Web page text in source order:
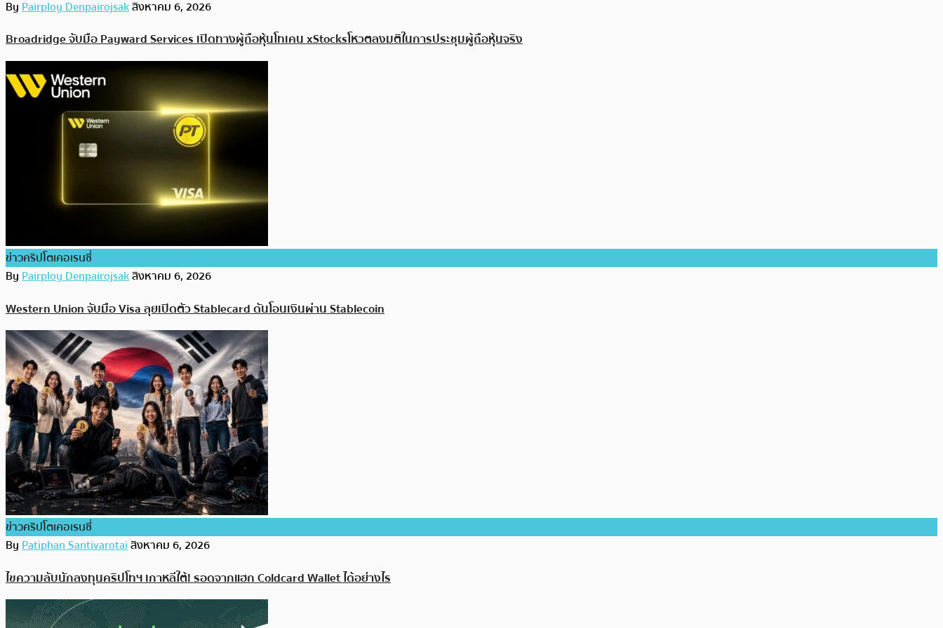
ByPairploy Denpairojsakสิงหาคม 6, 2026
Broadridge จับมือ Payward Services เปิดทางผู้ถือหุ้นโทเคน xStocksโหวตลงมติในการประชุมผู้ถือหุ้นจริง
ข่าวคริปโตเคอเรนซี่
ByPairploy Denpairojsakสิงหาคม 6, 2026
Western Union จับมือ Visa ลุยเปิดตัว Stablecard ดันโอนเงินผ่าน Stablecoin
ข่าวคริปโตเคอเรนซี่
ByPatiphan Santivarotaiสิงหาคม 6, 2026
ไขความลับนักลงทุนคริปโทฯ เกาหลีใต้! รอดจากแฮก Coldcard Wallet ได้อย่างไร